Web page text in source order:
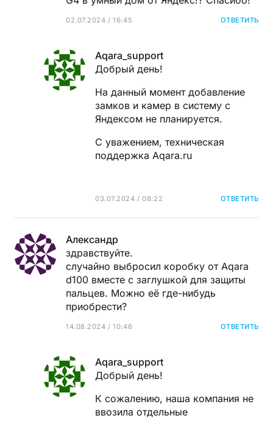
02.07.2024 / 16:45 ОТВЕТИТЬ
Aqara_support
Добрый день!
На данный момент добавление
замков и камер в систему с
Яндексом не планируется.
С уважением, техническая
поддержка Aqara.ru
03.07.2024 / 08:22 ОТВЕТИТЬ
Александр
здравствуйте.
случайно выбросил коробку от Aqara
d100 вместе с заглушкой для защиты
пальцев. Можно её где-нибудь
приобрести?
14.08.2024 / 10:46 ОТВЕТИТЬ
Aqara_support
Добрый день!
К сожалению, наша компания не
ввозила отдельные